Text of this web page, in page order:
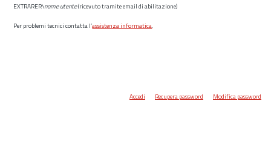
EXTRARER\nome utente(ricevuto tramite email di abilitazione)
Per problemi tecnici contatta l’assistenza informatica.
Accedi Recupera password Modifica password